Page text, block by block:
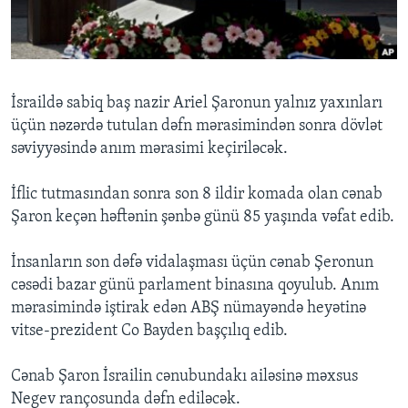
BIZI IZLƏYIN
Dillər
İsraildə sabiq baş nazir Ariel Şaronun yalnız yaxınları
üçün nəzərdə tutulan dəfn mərasimindən sonra dövlət
səviyyəsində anım mərasimi keçiriləcək.
İflic tutmasından sonra son 8 ildir komada olan cənab
Şaron keçən həftənin şənbə günü 85 yaşında vəfat edib.
İnsanların son dəfə vidalaşması üçün cənab Şeronun
cəsədi bazar günü parlament binasına qoyulub. Anım
mərasimində iştirak edən ABŞ nümayəndə heyətinə
vitse-prezident Co Bayden başçılıq edib.
Cənab Şaron İsrailin cənubundakı ailəsinə məxsus
Negev rançosunda dəfn ediləcək.